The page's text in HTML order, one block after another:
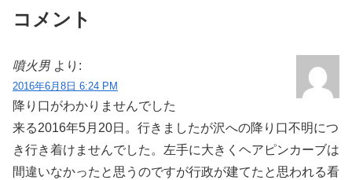
コメント
噴火男 より:
2016年6月8日 6:24 PM
降り口がわかりませんでした
来る2016年5月20日。行きましたが沢への降り口不明につ
き行き着けませんでした。左手に大きくヘアピンカーブは
間違いなかったと思うのですが行政が建てたと思われる看